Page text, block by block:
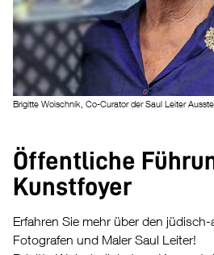
Brigitte Woischnik, Co-Curator der Saul Leiter
Öffentliche
Kunstfoyer
Erfahren Sie mehr über den
Fotografen und Maler Saul Leiter!